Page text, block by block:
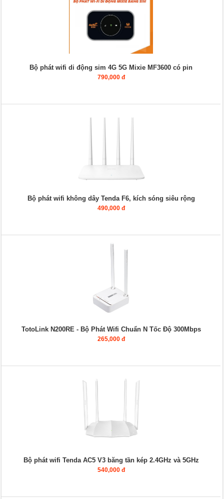
Bộ phát wifi di động sim 4G 5G Mixie MF3600 có pin
790,000 đ
Bộ phát wifi không dây Tenda F6, kích sóng siêu rộng
490,000 đ
TotoLink N200RE - Bộ Phát Wifi Chuẩn N Tốc Độ 300Mbps
265,000 đ
Bộ phát wifi Tenda AC5 V3 băng tần kép 2.4GHz và 5GHz
540,000 đ